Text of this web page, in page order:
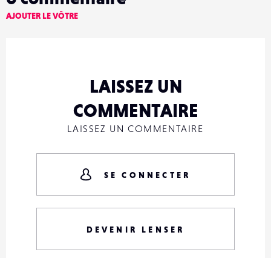
AJOUTER LE VÔTRE
LAISSEZ UN
COMMENTAIRE
LAISSEZ UN COMMENTAIRE
SE CONNECTER
DEVENIR LENSER